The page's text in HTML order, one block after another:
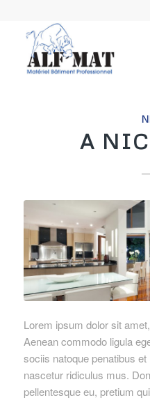
A
Lorem ipsum dolor sit
Aenean commodo ligula
sociis natoque penatibus
nascetur ridiculus mus.
pellentesque eu, pretium